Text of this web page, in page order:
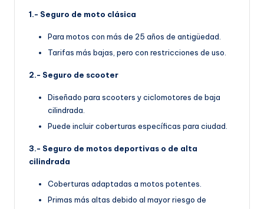
1.- Seguro de moto clásica
Para motos con más de 25 años de antigüedad.
Tarifas más bajas, pero con restricciones de uso.
2.- Seguro de scooter
Diseñado para scooters y ciclomotores de baja
cilindrada.
Puede incluir coberturas específicas para ciudad.
3.- Seguro de motos deportivas o de alta
cilindrada
Coberturas adaptadas a motos potentes.
Primas más altas debido al mayor riesgo de